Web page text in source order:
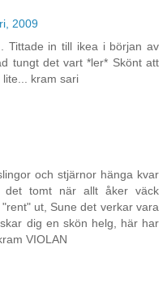
2009
Tittade in till ikea i början av
tungt det vart *ler* Skönt att
kram sari
och stjärnor hänga kvar
det tomt när allt åker väck
ut, Sune det verkar vara
dig en skön helg, här har
VIOLAN